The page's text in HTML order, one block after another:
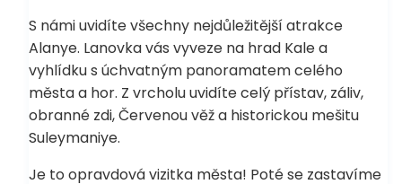
S námi uvidíte všechny nejdůležitější atrakce
Alanye. Lanovka vás vyveze na hrad Kale a
vyhlídku s úchvatným panoramatem celého
města a hor. Z vrcholu uvidíte celý přístav, záliv,
obranné zdi, Červenou věž a historickou mešitu
Suleymaniye.
Je to opravdová vizitka města! Poté se zastavíme